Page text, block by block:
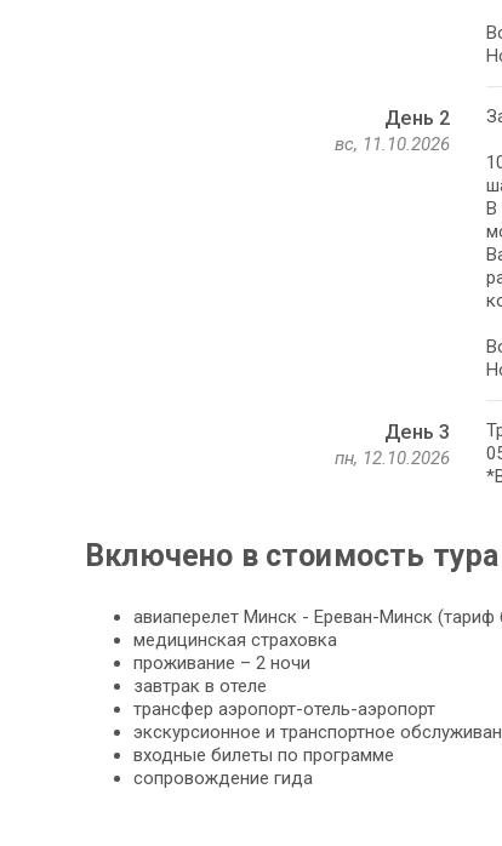
День 2
вс, 11.10.2026
В
День 3
пн, 12.10.2026
Включено в стоимость тура
авиаперелет Минск - Ереван-Минск (тариф
медицинская страховка
проживание – 2 ночи
завтрак в отеле
трансфер аэропорт-отель-аэропорт
экскурсионное и транспортное
входные билеты по программе
сопровождение гида